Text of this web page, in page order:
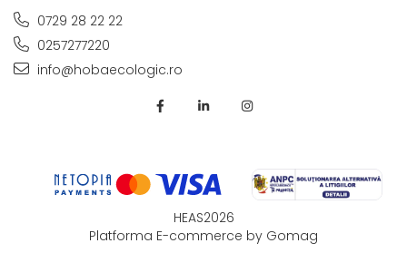
0729 28 22 22
0257277220
info@hobaecologic.ro
HEAS2026
Platforma E-commerce by Gomag